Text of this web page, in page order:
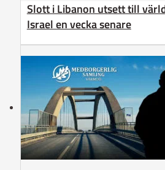
Slott i Libanon utsett till
Israel en vecka senare